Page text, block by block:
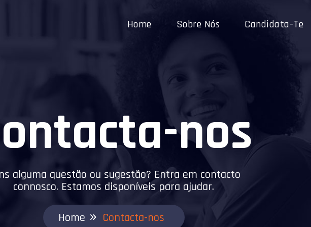
Home Sobre Nós Candidata-Te
nos
alguma questão ou sugestão? Entra em contacto
connosco. Estamos disponíveis para ajudar.
Home Contacta-nos